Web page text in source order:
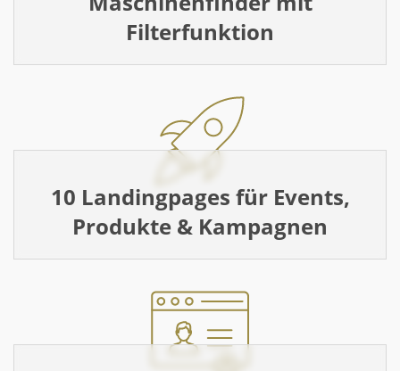
Filterfunktion
10 Landingpages für Events,
Produkte & Kampagnen